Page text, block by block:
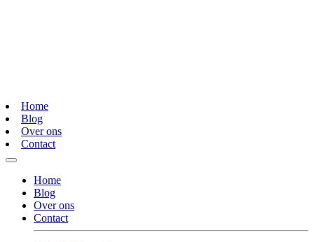
Home
Blog
Over ons
Contact
Home
Blog
Over ons
Contact